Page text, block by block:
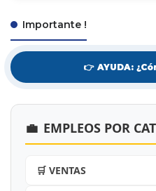
Importante !
👉 AYUDA:
💼 EMPLEOS POR
🛒 VENTAS